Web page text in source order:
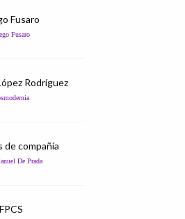
Fusaro
Fusaro
Rodríguez
de compañía
De Prada
FPCS